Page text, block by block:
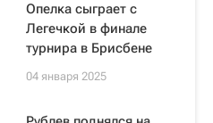
Опелка сыграет с
Легечкой в финале
турнира в Брисбене
04 января 2025